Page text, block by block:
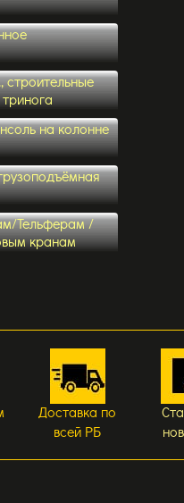
строительные
на колонне
Тельферам /
кранам
Доставка по
всей РБ